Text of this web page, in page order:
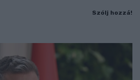
Szólj hozzá!